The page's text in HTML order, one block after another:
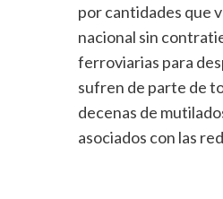
por cantidades que
nacional sin
ferroviarias para
sufren de parte de
decenas de
asociados con las